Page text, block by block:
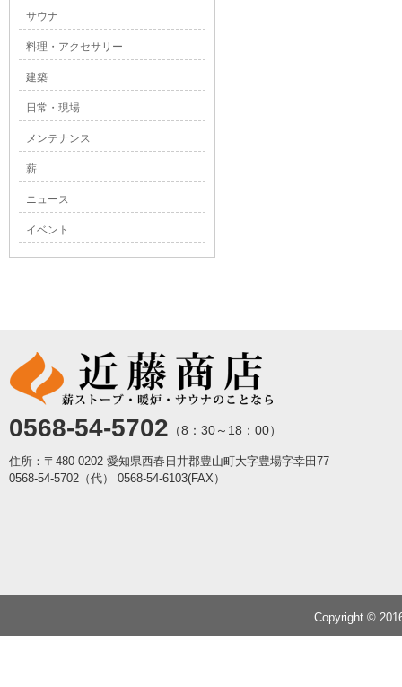
サウナ
料理・アクセサリー
建築
日常・現場
メンテナンス
薪
ニュース
イベント
0568-54-5702 （8：30～18：00）
住所：〒480-0202 愛知県西春日井郡豊山町大字豊場字幸田77
0568-54-5702（代）
0568-54-6103(FAX）
Copyright ©